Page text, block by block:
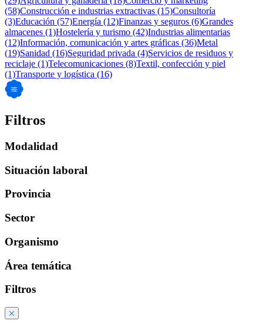
(58)Construcción e industrias extractivas (15)Consultoría
(3)Educación (57)Energía (12)Finanzas y seguros (6)Grandes
almacenes (1)Hostelería y turismo (42)Industrias alimentarias
(12)Información, comunicación y artes gráficas (36)Metal
(19)Sanidad (16)Seguridad privada (4)Servicios de residuos y
reciclaje (1)Telecomunicaciones (8)Textil, confección y piel
(1)Transporte y logística (16)
Filtros
Modalidad
Situación laboral
Provincia
Sector
Organismo
Área temática
Filtros